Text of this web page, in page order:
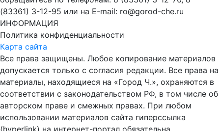
(83361) 3-12-95 или на E-mail: ro@gorod-che.ru
ИНФОРМАЦИЯ
Политика конфиденциальности
Карта сайта
Все права защищены. Любое копирование материалов
допускается только с согласия редакции. Все права на
материалы, находящиеся на «Город Ч.», охраняются в
соответствии с законодательством РФ, в том числе об
авторском праве и смежных правах. При любом
использовании материалов сайта гиперссылка